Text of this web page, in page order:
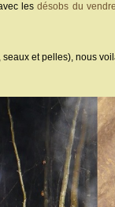
lesdésobs du
, seaux et pelles), nous